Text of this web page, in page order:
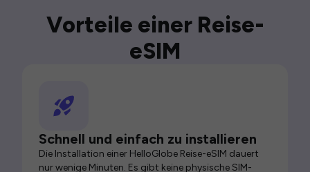
Vorteile einer Reise-
eSIM
Schnell und einfach zu installieren
Die Installation einer HelloGlobe Reise-eSIM dauert
nur wenige Minuten. Es gibt keine physische SIM-